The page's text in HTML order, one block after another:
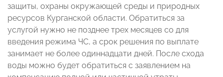
защиты, охраны окружающей среды и природных
ресурсов Курганской области. Обратиться за
услугой нужно не позднее трех месяцев со для
введения режима ЧС, а срок решения по выплате
занимает не более одиннадцати дней. После схода
воды можно будет обратиться с заявлением на